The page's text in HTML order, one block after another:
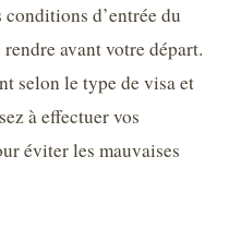
d’entrée du
avant votre départ.
selon le type de visa et
à effectuer vos
éviter les mauvaises